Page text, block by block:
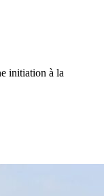
initiation à la